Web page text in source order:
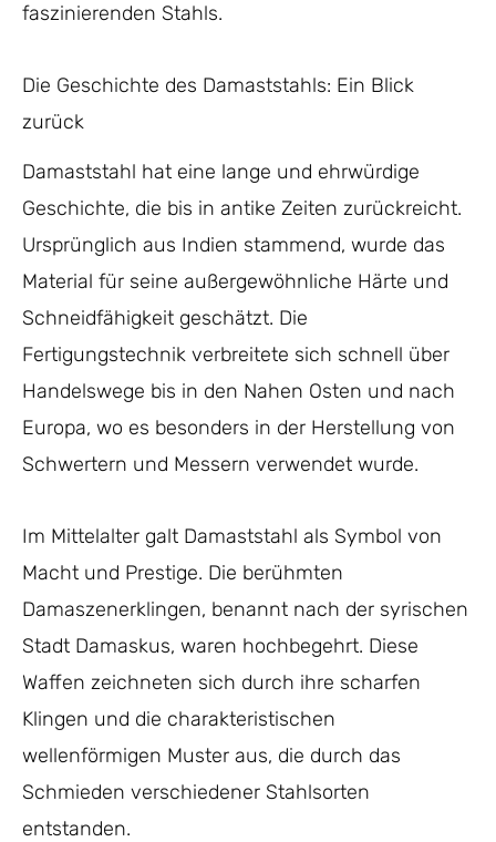
faszinierenden Stahls.
Die Geschichte des Damaststahls: Ein Blick
zurück
Damaststahl hat eine lange und ehrwürdige
Geschichte, die bis in antike Zeiten zurückreicht.
Ursprünglich aus Indien stammend, wurde das
Material für seine außergewöhnliche Härte und
Schneidfähigkeit geschätzt. Die
Fertigungstechnik verbreitete sich schnell über
Handelswege bis in den Nahen Osten und nach
Europa, wo es besonders in der Herstellung von
Schwertern und Messern verwendet wurde.
Im Mittelalter galt Damaststahl als Symbol von
Macht und Prestige. Die berühmten
Damaszenerklingen, benannt nach der syrischen
Stadt Damaskus, waren hochbegehrt. Diese
Waffen zeichneten sich durch ihre scharfen
Klingen und die charakteristischen
wellenförmigen Muster aus, die durch das
Schmieden verschiedener Stahlsorten
entstanden.